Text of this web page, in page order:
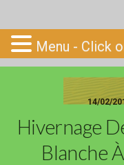
14/02/
Hivernage
Blanche
Menu - Click